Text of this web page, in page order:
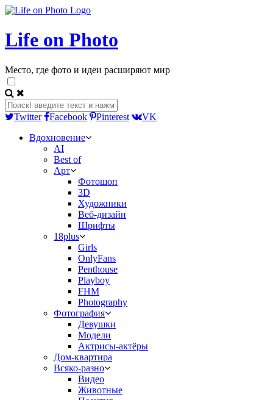
Life on Photo
Место, где фото и идеи расширяют мир
Twitter Facebook Pinterest
VK
Вдохновение
AI
Best of
Арт
Фотошоп
3D
Художники
Веб-дизайн
Шрифты
18plus
Girls
OnlyFans
Penthouse
Playboy
FHM
Photography
Фотография
Девушки
Модели
Актрисы-актёры
Дом-квартира
Всяко-разно
Видео
Животные